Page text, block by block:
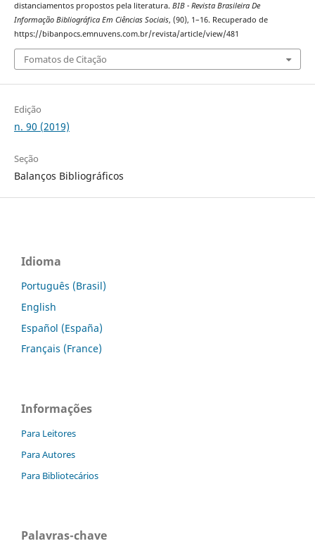
distanciamentos propostos pela literatura. BIB - Revista Brasileira De
Informação Bibliográfica Em Ciências Sociais, (90), 1–16. Recuperado de
https://bibanpocs.emnuvens.com.br/revista/article/view/481
Fomatos de Citação
Edição
n. 90 (2019)
Seção
Balanços Bibliográficos
Idioma
Português (Brasil)
English
Español (España)
Français (France)
Informações
Para Leitores
Para Autores
Para Bibliotecários
Palavras-chave